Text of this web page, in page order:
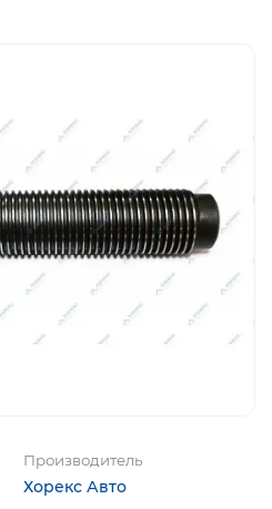
Производитель
Хорекс Авто